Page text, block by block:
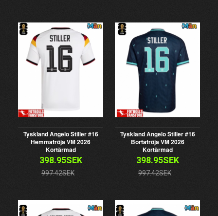
Tyskland Angelo Stiller #16
Hemmatröja VM 2026
Kortärmad
398.95SEK
997.42SEK
Tyskland Angelo Stiller #16
Bortatröja VM 2026
Kortärmad
398.95SEK
997.42SEK